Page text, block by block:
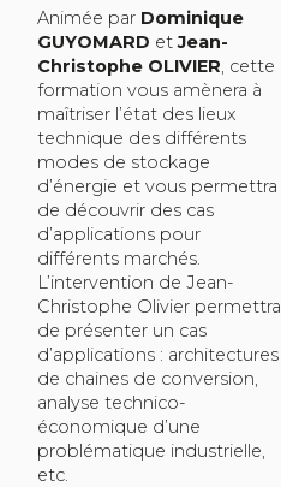
Animée par Dominique
GUYOMARD etJean-
Christophe OLIVIER, cette
formation vous amènera à
maîtriser l’état des lieux
technique des différents
modes de stockage
d’énergie et vous permettra
de découvrir des cas
d’applications pour
différents marchés.
L’intervention de Jean-
Christophe Olivier permettra
de présenter un cas
d’applications : architectures
de chaines de conversion,
analyse technico-
économique d’une
problématique industrielle,
etc.